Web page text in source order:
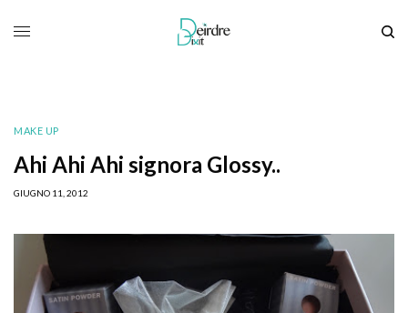
MAKE UP
Ahi Ahi Ahi signora Glossy..
GIUGNO 11, 2012